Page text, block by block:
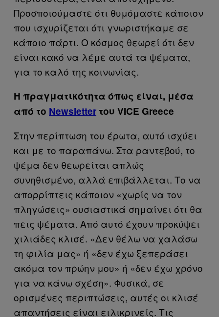
Προσποιούμαστε ότι θυμόμαστε κάποιον
που ισχυρίζεται ότι γνωριστήκαμε σε
κάποιο πάρτι. Ο κόσμος θεωρεί ότι δεν
είναι κακό να λέμε αυτά τα ψέματα,
για το καλό της κοινωνίας.
Η πραγματικότητα όπως είναι, μέσα
από το Newsletter του VICE Greece
Στην περίπτωση του έρωτα, αυτό ισχύει
και με το παραπάνω. Στα ραντεβού, το
ψέμα δεν θεωρείται απλώς
συνηθισμένο, αλλά επιβάλλεται. Το να
απορρίπτεις κάποιον «χωρίς να τον
πληγώσεις» ουσιαστικά σημαίνει ότι θα
πεις ψέματα. Από αυτό έχουν προκύψει
χιλιάδες κλισέ. «Δεν θέλω να χαλάσω
τη φιλία μας» ή «δεν έχω ξεπεράσει
ακόμα τον πρώην μου» ή «δεν έχω χρόνο
για να κάνω σχέση». Φυσικά, σε
ορισμένες περιπτώσεις, αυτές οι κλισέ
απαντήσεις είναι ειλικρινείς. Τις